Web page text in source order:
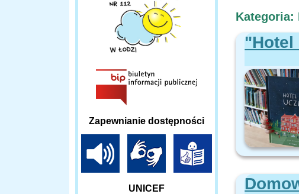
Zapewnianie dostępności
UNICEF
Kategoria:
"Hotel